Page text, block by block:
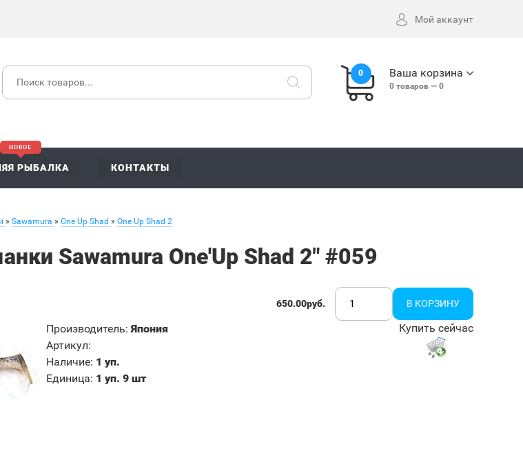
Мой аккаунт
0 Ваша корзина
0 товаров — 0
РЫБАЛКА КОНТАКТЫ
» Sawamura » One Up Shad » One Up Shad 2
Sawamura One'Up Shad 2" #059
650.00руб.
Производитель: Япония
Артикул:
Наличие: 1 уп.
Единица: 1 уп. 9 шт
Купить сейчас